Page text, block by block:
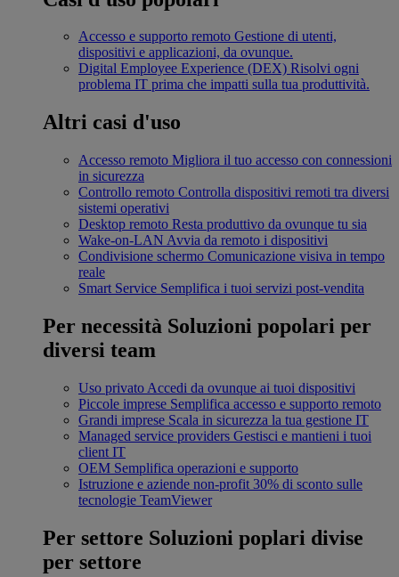
Accesso e supporto remoto Gestione di utenti,
dispositivi e applicazioni, da ovunque.
Digital Employee Experience (DEX) Risolvi ogni
problema IT prima che impatti sulla tua produttività.
Altri casi d'uso
Accesso remoto Migliora il tuo accesso con connessioni
in sicurezza
Controllo remoto Controlla dispositivi remoti tra diversi
sistemi operativi
Desktop remoto Resta produttivo da ovunque tu sia
Wake-on-LAN Avvia da remoto i dispositivi
Condivisione schermo Comunicazione visiva in tempo
reale
Smart Service Semplifica i tuoi servizi post-vendita
Per necessità Soluzioni popolari per
diversi team
Uso privato Accedi da ovunque ai tuoi dispositivi
Piccole imprese Semplifica accesso e supporto remoto
Grandi imprese Scala in sicurezza la tua gestione IT
Managed service providers Gestisci e mantieni i tuoi
client IT
OEM Semplifica operazioni e supporto
Istruzione e aziende non-profit 30% di sconto sulle
tecnologie TeamViewer
Per settore Soluzioni poplari divise
per settore